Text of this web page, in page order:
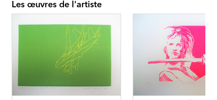
Les œuvres de l'artiste